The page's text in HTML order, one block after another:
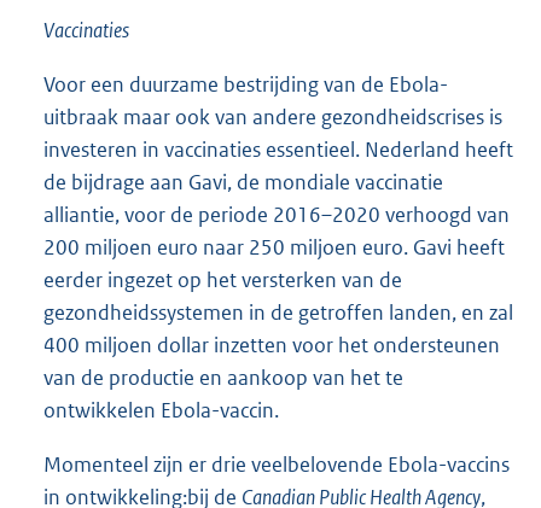
Vaccinaties
Voor een duurzame bestrijding van de Ebola-
uitbraak maar ook van andere gezondheidscrises is
investeren in vaccinaties essentieel. Nederland heeft
de bijdrage aan Gavi, de mondiale vaccinatie
alliantie, voor de periode 2016–2020 verhoogd van
200 miljoen euro naar 250 miljoen euro. Gavi heeft
eerder ingezet op het versterken van de
gezondheidssystemen in de getroffen landen, en zal
400 miljoen dollar inzetten voor het ondersteunen
van de productie en aankoop van het te
ontwikkelen Ebola-vaccin.
Momenteel zijn er drie veelbelovende Ebola-vaccins
in ontwikkeling:bij de Canadian Public Health Agency,